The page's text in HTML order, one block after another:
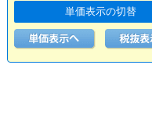
単価表示の切替